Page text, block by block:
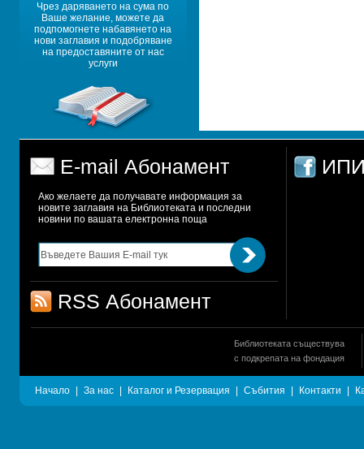
Чрез даряването на сума по
Ваше желание, можете да
подпомогнете набавянето на
нови заглавия и подобряване
на предоставяните от нас
услуги
E-mail Абонамент
Ако желаете да получавате информация за
новите заглавия на Библиотеката и последни
новини по вашата електронна поща
RSS Абонамент
ИПИ
Библиотеката съществува
с подкрепата на фондация
Начало За нас Каталог и Резервация Събития Контакти